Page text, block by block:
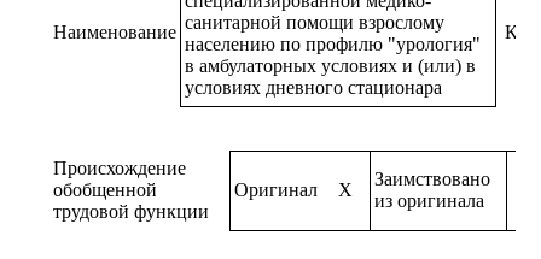
Наименование санитарной помощи взрослому
населению по профилю "урология"
в амбулаторных условиях и (или) в
условиях дневного стационара
Код
Происхождение
обобщенной
трудовой функции
Оригинал X
Заимствовано
из оригинала